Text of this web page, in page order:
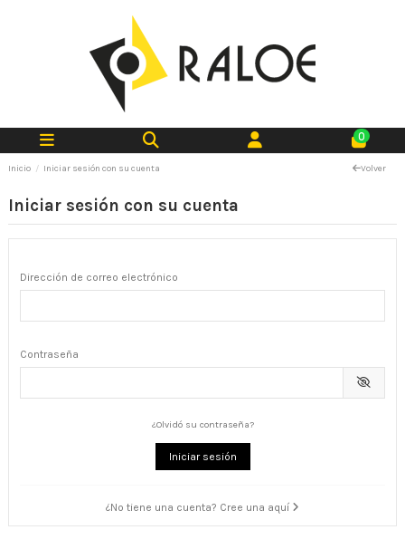
0
Inicio Iniciar sesión con su cuenta Volver
Iniciar sesión con su cuenta
Dirección de correo electrónico
Contraseña
¿Olvidó su contraseña?
Iniciar sesión
¿No tiene una cuenta? Cree una aquí